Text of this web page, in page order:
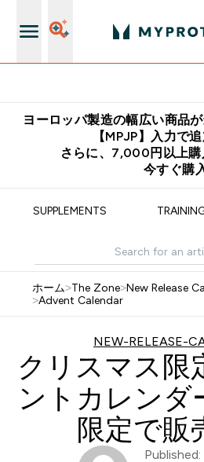
ヨーロッパ製造の幅広い商品
【MPJP】入力で
さらに、7,000円以上購
今すぐ購
SUPPLEMENTS
ホーム>The Zone>New Release
>Advent Calendar
NEW-RELEASE-
クリスマス限
ントカレンダ
限定で販